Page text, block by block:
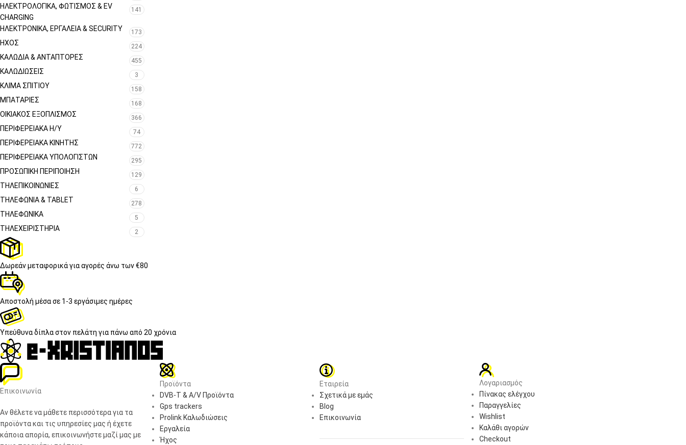
ΗΛΕΚΤΡΟΛΟΓΙΚΆ, ΦΩΤΙΣΜΌΣ & EV
CHARGING
141
ΗΛΕΚΤΡΟΝΙΚΆ, ΕΡΓΑΛΕΊΑ & SECURITY 173
ΉΧΟΣ 224
ΚΑΛΏΔΙΑ & ΑΝΤΆΠΤΟΡΕΣ 455
ΚΑΛΩΔΙΏΣΕΙΣ 3
ΚΛΊΜΑ ΣΠΙΤΙΟΎ 158
ΜΠΑΤΑΡΊΕΣ 168
ΟΙΚΙΑΚΌΣ ΕΞΟΠΛΙΣΜΌΣ 366
ΠΕΡΙΦΕΡΕΙΑΚΑ Η/Υ 74
ΠΕΡΙΦΕΡΕΙΑΚΑ ΚΙΝΗΤΗΣ 772
ΠΕΡΙΦΕΡΕΙΑΚΆ ΥΠΟΛΟΓΙΣΤΏΝ 295
ΠΡΟΣΩΠΙΚΉ ΠΕΡΙΠΟΊΗΣΗ 129
ΤΗΛΕΠΙΚΟΙΝΩΝΊΕΣ 6
ΤΗΛΕΦΩΝΊΑ & TABLET 278
ΤΗΛΕΦΩΝΙΚΑ 5
ΤΗΛΕΧΕΙΡΙΣΤΉΡΙΑ 2
Δωρεάν μεταφορικάγια αγορές άνω των €80
Αποστολή μέσα σε 1-3 εργάσιμες ημέρες
Υπεύθυνα δίπλα στον πελάτη για πάνω από 20 χρόνια
Επικοινωνία
Αν θέλετε να μάθετε περισσότερα για τα
προϊόντα και τις υπηρεσίες μας ή έχετε
κάποια απορία, επικοινωνήστε μαζί μας με
Προϊόντα
DVB-T & A/V Προϊόντα
Gps trackers
Prolink Καλωδιώσεις
Εργαλεία
Ήχος
Εταιρεία
Σχετικά με εμάς
Blog
Επικοινωνία
Λογαριασμός
Πίνακας ελέγχου
Παραγγελίες
Wishlist
Καλάθι αγορών
Checkout